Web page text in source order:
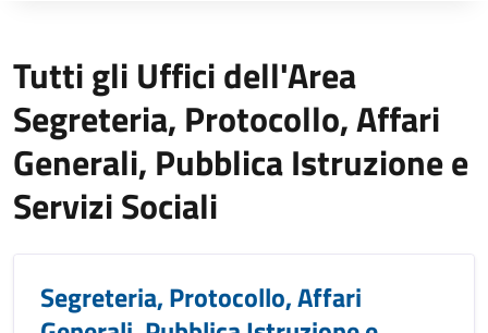
Tutti gli Uffici dell'Area
Segreteria, Protocollo, Affari
Generali, Pubblica Istruzione e
Servizi Sociali
Segreteria, Protocollo, Affari